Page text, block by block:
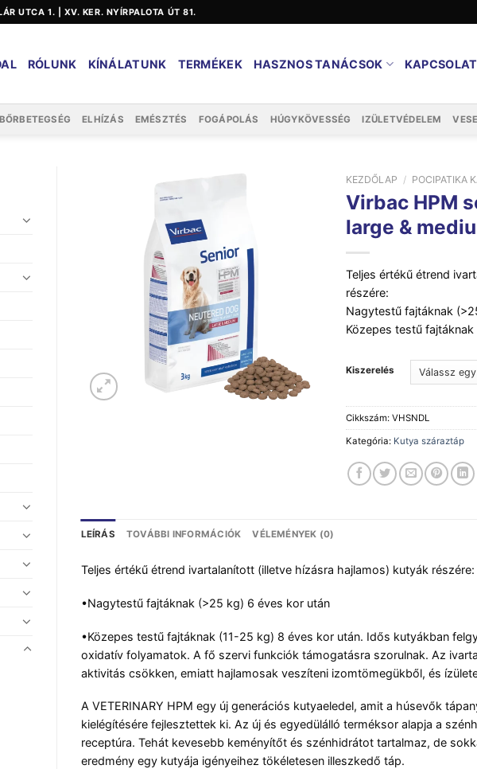
UTCA 1. | XV. KER. NYÍRPALOTA ÚT 81.
RÓLUNK KÍNÁLATUNK TERMÉKEK HASZNOS TANÁCSOK KAPCSOLAT
BŐRBETEGSÉG ELHÍZÁS EMÉSZTÉS FOGÁPOLÁS HÚGYKÖVESSÉG IZÜLETVÉDELEM
KEZDŐLAP / POCIPATIKA
Virbac HPM
large &
Teljes értékű étrend
részére:
Nagytestű fajtáknak
Közepes testű
Kiszerelés
Cikkszám:VHSNDL
Kategória: Kutya száraztáp
LEÍRÁS TOVÁBBI INFORMÁCIÓK VÉLEMÉNYEK (0)
Teljes értékű étrend ivartalanított (illetve hízásra hajlamos) kutyák részére:
•Nagytestű fajtáknak (>25 kg) 6 éves kor után
•Közepes testű fajtáknak (11-25 kg) 8 éves kor után. Idős kutyákban
oxidatív folyamatok. A fő szervi funkciók támogatásra szorulnak. Az
aktivitás csökken, emiatt hajlamosak veszíteni izomtömegükből, és
A VETERINARY HPM egy új generációs kutyaeledel, amit a húsevők
kielégítésére fejlesztettek ki. Az új és egyedülálló terméksor alapja a
receptúra. Tehát kevesebb keményítőt és szénhidrátot tartalmaz, de
eredmény egy kutyája igényeihez tökéletesen illeszkedő táp.